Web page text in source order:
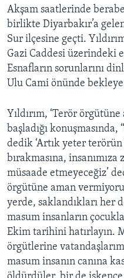
Akşam saatlerinde
birlikte Diyarbakır’a
Sur ilçesine geçti.
Gazi Caddesi üzerindeki
Esnafların sorunlarını
Ulu Cami önünde
Yıldırım, ‘Terör
başladığı
dedik ‘Artık yeter
bırakmasına,
müsaade etmeyeceğiz’
örgütüne aman
yerde, saklandıkları her
masum insanların
Ekim tarihini hatırlayın.
örgütlerine
masum insanın canına